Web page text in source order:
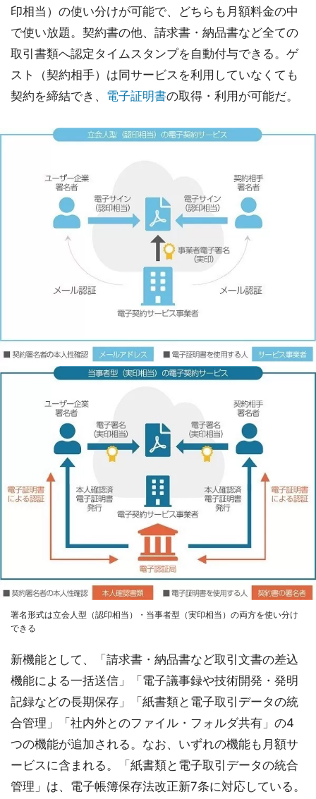
印相当）の使い分けが可能で、どちらも月額料金の中
で使い放題。契約書の他、請求書・納品書など全ての
取引書類へ認定タイムスタンプを自動付与できる。ゲ
スト（契約相手）は同サービスを利用していなくても
契約を締結でき、 電子証明書の取得・利用が可能だ。
署名形式は立会人型（認印相当）・当事者型（実印相当）の両方を使い分け
できる
新機能として、「請求書・納品書など取引文書の差込
機能による一括送信」「電子議事録や技術開発・発明
記録などの長期保存」「紙書類と電子取引データの統
合管理」「社内外とのファイル・フォルダ共有」の4
つの機能が追加される。なお、いずれの機能も月額サ
ービスに含まれる。「紙書類と電子取引データの統合
管理」は、電子帳簿保存法改正新7条に対応している。